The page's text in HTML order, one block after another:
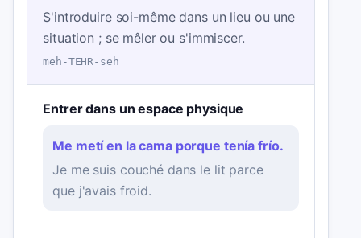
S'introduire soi-même dans un lieu ou une
situation ; se mêler ou s'immiscer.
meh-TEHR-seh
Entrer dans un espace physique
Me metí en la cama porque tenía frío.
Je me suis couché dans le lit parce
que j'avais froid.